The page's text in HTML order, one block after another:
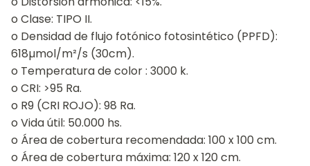
o Clase: TIPO II.
o Densidad de flujo fotónico fotosintético (PPFD):
618µmol/m²/s (30cm).
o Temperatura de color : 3000 k.
o CRI: >95 Ra.
o R9 (CRI ROJO): 98 Ra.
o Vida útil: 50.000 hs.
o Área de cobertura recomendada: 100 x 100 cm.
o Área de cobertura máxima: 120 x 120 cm.